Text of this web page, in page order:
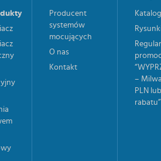
Producent
systemów
mocujących
O nas
Kontakt
–
PLN
rabatu”